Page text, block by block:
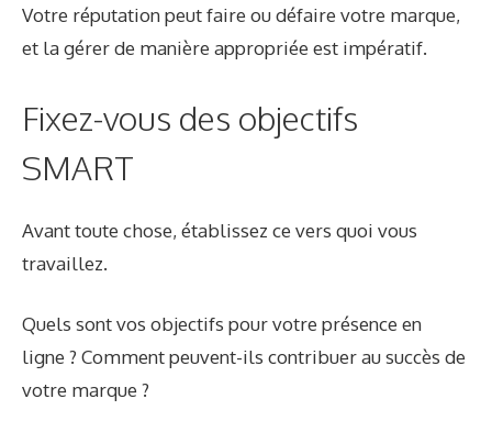
Votre réputation peut faire ou défaire votre marque,
et la gérer de manière appropriée est impératif.
Fixez-vous des objectifs
SMART
Avant toute chose, établissez ce vers quoi vous
travaillez.
Quels sont vos objectifs pour votre présence en
ligne ? Comment peuvent-ils contribuer au succès de
votre marque ?